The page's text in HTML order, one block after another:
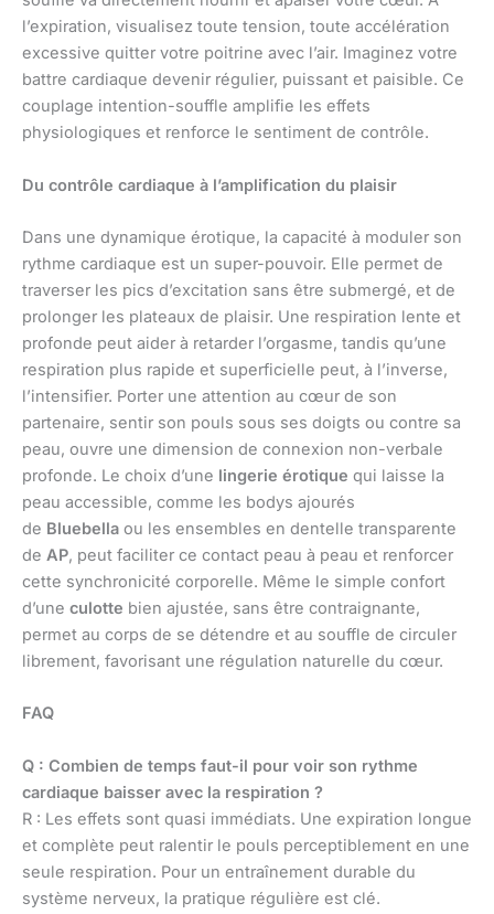
l’expiration, visualisez toute tension, toute accélération
excessive quitter votre poitrine avec l’air. Imaginez votre
battre cardiaque devenir régulier, puissant et paisible. Ce
couplage intention-souffle amplifie les effets
physiologiques et renforce le sentiment de contrôle.
Du contrôle cardiaque à l’amplification du plaisir
Dans une dynamique érotique, la capacité à moduler son
rythme cardiaque est un super-pouvoir. Elle permet de
traverser les pics d’excitation sans être submergé, et de
prolonger les plateaux de plaisir. Une respiration lente et
profonde peut aider à retarder l’orgasme, tandis qu’une
respiration plus rapide et superficielle peut, à l’inverse,
l’intensifier. Porter une attention au cœur de son
partenaire, sentir son pouls sous ses doigts ou contre sa
peau, ouvre une dimension de connexion non-verbale
profonde. Le choix d’une lingerie érotique qui laisse la
peau accessible, comme les bodys ajourés
de Bluebella ou les ensembles en dentelle transparente
de AP, peut faciliter ce contact peau à peau et renforcer
cette synchronicité corporelle. Même le simple confort
d’une culotte bien ajustée, sans être contraignante,
permet au corps de se détendre et au souffle de circuler
librement, favorisant une régulation naturelle du cœur.
FAQ
Q : Combien de temps faut-il pour voir son rythme
cardiaque baisser avec la respiration ?
R : Les effets sont quasi immédiats. Une expiration longue
et complète peut ralentir le pouls perceptiblement en une
seule respiration. Pour un entraînement durable du
système nerveux, la pratique régulière est clé.